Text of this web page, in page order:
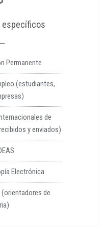
Permanente
(estudiantes,
de
y enviados)
Electrónica
de